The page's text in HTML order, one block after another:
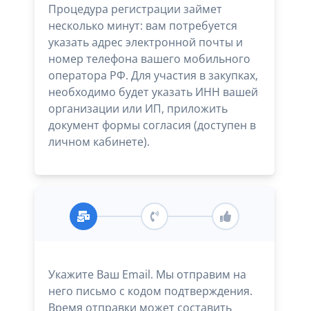
Процедура регистрации займет
несколько минут: вам потребуется
указать адрес электронной почты и
номер телефона вашего мобильного
оператора РФ. Для участия в закупках,
необходимо будет указать ИНН вашей
организации или ИП, приложить
документ формы согласия (доступен в
личном кабинете).
Укажите Ваш Email. Мы отправим на
него письмо с кодом подтверждения.
Время отправки может составить